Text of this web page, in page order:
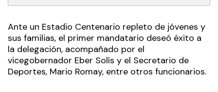
Ante un Estadio Centenario repleto de jóvenes y
sus familias, el primer mandatario deseó éxito a
la delegación, acompañado por el
vicegobernador Eber Solís y el Secretario de
Deportes, Mario Romay, entre otros funcionarios.